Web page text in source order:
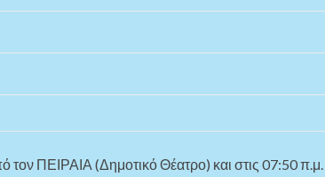
τον ΠΕΙΡΑΙΑ (Δημοτικό Θέατρο) και στις 07:50